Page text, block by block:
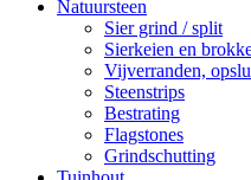
Natuursteen
Sier grind / split
Sierkeien en
Vijverranden,
Steenstrips
Bestrating
Flagstones
Grindschutting